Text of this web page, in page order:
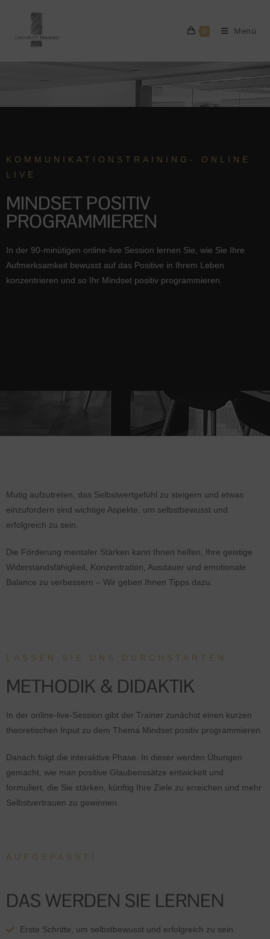
0 Menü
KOMMUNIKATIONSTRAINING- ONLINE
LIVE
MINDSET POSITIV
PROGRAMMIEREN
In der 90-minütigen online-live Session lernen Sie, wie Sie Ihre
Aufmerksamkeit bewusst auf das Positive in Ihrem Leben
konzentrieren und so Ihr Mindset positiv programmieren.
Mutig aufzutreten, das Selbstwertgefühl zu steigern und etwas
einzufordern sind wichtige Aspekte, um selbstbewusst und
erfolgreich zu sein.
Die Förderung mentaler Stärken kann Ihnen helfen, Ihre geistige
Widerstandsfähigkeit, Konzentration, Ausdauer und emotionale
Balance zu verbessern – Wir geben Ihnen Tipps dazu.
LASSEN SIE UNS DURCHSTARTEN
METHODIK & DIDAKTIK
In der online-live-Session gibt der Trainer zunächst einen kurzen
theoretischen Input zu dem Thema Mindset positiv programmieren.
Danach folgt die interaktive Phase. In dieser werden Übungen
gemacht, wie man positive Glaubenssätze entwickelt und
formuliert, die Sie stärken, künftig Ihre Ziele zu erreichen und mehr
Selbstvertrauen zu gewinnen.
AUFGEPASST!
DAS WERDEN SIE LERNEN
Erste Schritte, um selbstbewusst und erfolgreich zu sein.